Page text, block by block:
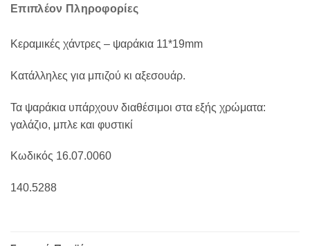
Επιπλέον Πληροφορίες
Κεραμικές χάντρες – ψαράκια 11*19mm
Κατάλληλες για μπιζού κι αξεσουάρ.
Τα ψαράκια υπάρχουν διαθέσιμοι στα εξής χρώματα:
γαλάζιο, μπλε και φυστικί
Κωδικός 16.07.0060
140.5288